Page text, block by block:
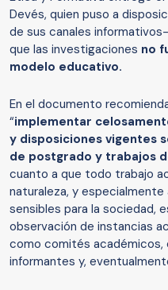
Devés, quien puso a
de sus canales
que las investigaciones no
modelo educativo.
En el documento
“implementar
y disposiciones vigentes
de postgrado y trabajos
cuanto a que todo trabajo
naturaleza, y
sensibles para la sociedad,
observación de instancias
como comités académicos,
informantes y,